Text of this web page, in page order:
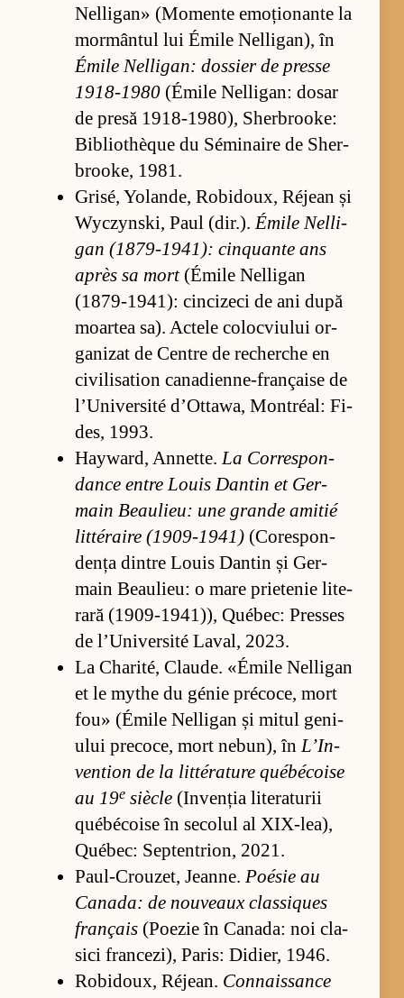
Nel­li­gan» (Mo­mente emo­țio­nante la
mor­mân­tul lui Émile Nel­li­gan), în
Émile Nel­li­gan: dos­sier de presse
1918-1980(É­mile Nel­li­gan: do­sar
de presă 1918-1980), Sher­bro­o­ke:
Bi­bli­othèque du Sé­mi­naire de Sher­
bro­o­ke, 1981.
Grisé, Yo­lan­de, Ro­bi­do­ux, Réjean și
Wyc­zyn­ski, Paul (dir.).Émile Nel­li­
gan (1879-1941): cin­quante ans
après sa mort(É­mile Nel­li­gan
(1879-1941): cinci­zeci de ani după
moar­tea sa). Ac­tele co­loc­vi­u­lui or­
ga­ni­zat de Cen­tre de re­cher­che en
ci­vi­li­sa­tion can­a­dien­ne-française de
l’U­ni­ver­sité d’Ot­ta­wa, Montréal: Fi­
des, 1993.
Hay­ward, An­net­te.La Cor­res­pon­
dance en­tre Lo­uis Dan­tin et Ger­
main Bea­uli­eu: une grande ami­tié
lit­téraire (1909-1941)(Co­res­pon­
dența din­tre Lo­uis Dan­tin și Ger­
main Bea­uli­eu: o mare pri­e­te­nie li­te­
rară (1909-1941)), Québec: Pres­ses
de l’U­ni­ver­sité La­val, 2023.
La Cha­ri­té, Cla­u­de. «É­mile Nel­li­gan
et le mythe du gé­nie préco­ce, mort
fou» (É­mile Nel­li­gan și mi­tul ge­ni­
u­lui pre­co­ce, mort ne­bu­n), înL’­In­
ven­tion de la lit­téra­ture québéco­ise
au 19esi­ècle(In­ven­ția li­te­ra­tu­rii
québéco­ise în se­co­lul al XI­X-lea),
Québec: Sep­ten­trion, 2021.
Pa­ul-Cro­u­zet, Je­an­ne. Poé­sie au
Can­a­da: de no­u­veaux clas­si­ques
français(Po­e­zie în Can­a­da: noi cla­
sici fran­ce­zi), Pa­ris: Di­di­er, 1946.
Ro­bi­do­ux, Réjean. Con­nai­s­sance